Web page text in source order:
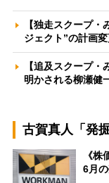
【独走スクープ
ジェクト”の計画
【追及スクープ
明かされる柳瀬健
古賀真人「発
《
6月